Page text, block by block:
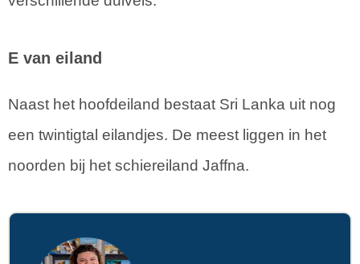
E van eiland
Naast het hoofdeiland bestaat Sri Lanka uit nog
een twintigtal eilandjes. De meest liggen in het
noorden bij het schiereiland Jaffna.